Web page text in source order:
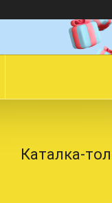
Каталка-